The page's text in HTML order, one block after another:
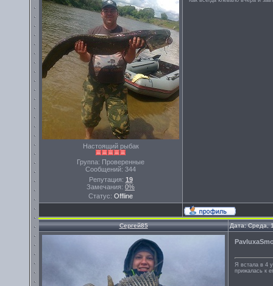
Настоящий рыбак
Группа: Проверенные
Сообщений: 344
Репутация: 19
Замечания: 0%
Статус: Offline
Сергей85 Дата: Среда,
Я встала в 4
прижалась к